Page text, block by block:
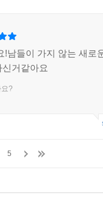
!남들이 가지 않는 새로
거같아요
?
5